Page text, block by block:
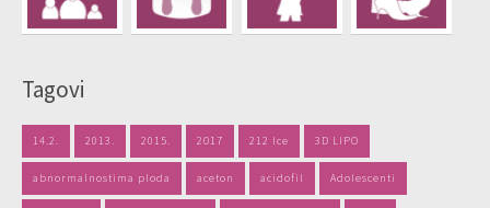
Tagovi
14.2. 2013. 2015. 2017 212 Ice 3D LIPO
abnormalnostima ploda aceton acidofil Adolescenti